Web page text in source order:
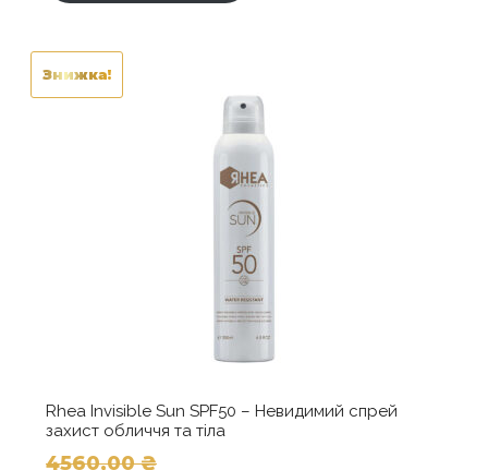
Знижка!
Rhea Invisible Sun SPF50 – Невидимий спрей
захист обличчя та тіла
4560,00₴